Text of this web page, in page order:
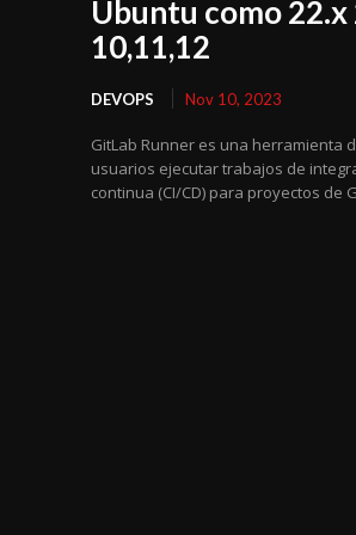
Ubuntu como 22.x
10,11,12
DEVOPS Nov 10, 2023
GitLab Runner es una herramienta
usuarios ejecutar trabajos de
continua (CI/CD) para proyectos de